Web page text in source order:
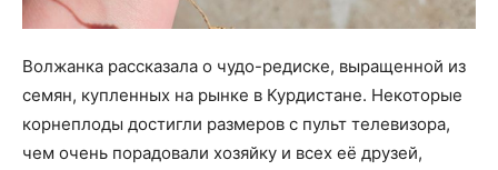
Волжанка рассказала о чудо-редиске, выращенной из
семян, купленных на рынке в Курдистане. Некоторые
корнеплоды достигли размеров с пульт телевизора,
чем очень порадовали хозяйку и всех её друзей,